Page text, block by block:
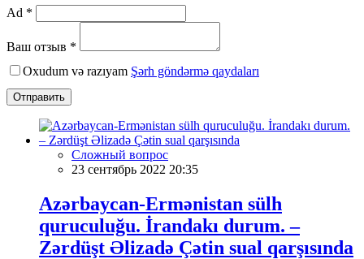
Ad *
Ваш отзыв *
Oxudum və razıyam Şərh göndərmə qaydaları
Отправить
Сложный вопрос
23 сентябрь 2022 20:35
Azərbaycan-Ermənistan sülh
quruculuğu. İrandakı durum. –
Zərdüşt Əlizadə Çətin sual qarşısında